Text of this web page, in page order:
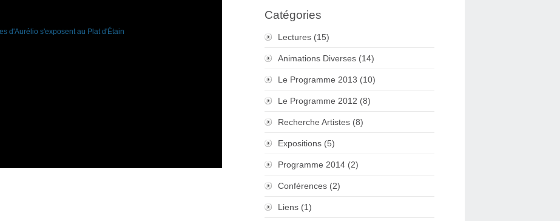
Catégories
Lectures (15)
Animations Diverses (14)
Le Programme 2013 (10)
Le Programme 2012 (8)
Recherche Artistes (8)
Expositions (5)
Programme 2014 (2)
Conférences (2)
Liens (1)